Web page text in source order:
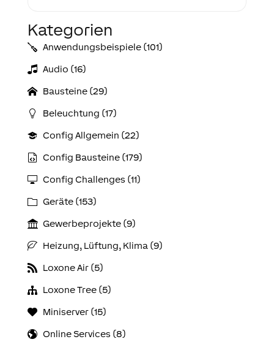
Kategorien
Anwendungs­­­beispiele (101)
Audio (16)
Bausteine (29)
Beleuchtung (17)
Config Allgemein (22)
Config Bausteine (179)
Config Challenges (11)
Geräte (153)
Gewerbeprojekte (9)
Heizung, Lüftung, Klima (9)
Loxone Air (5)
Loxone Tree (5)
Miniserver (15)
Online Services (8)